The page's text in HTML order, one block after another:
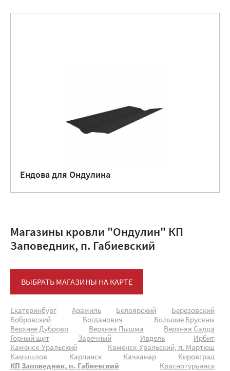
Ендова для Ондулина
Магазины кровли "Ондулин" КП
Заповедник, п. Габиевский
ВЫБРАТЬ МАГАЗИНЫ НА КАРТЕ
Екатеринбург Арамиль Белоярский
Березовский
Бобровский
Богданович
Большие Брусяны
Верхнее Дуброво
Верхняя Пышма
Верхняя Салда
Горный щит
Заречный Ивдель
Ирбит
Каменск-Уральский
Каменск-Уральский, п. Мартюш
Камышлов
Карпинск Качканар
Кировград
КП Заповедник, п. Габиевский
Краснотурьинск